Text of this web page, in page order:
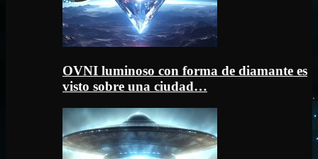
OVNI luminoso con forma de diamante es
visto sobre una ciudad…